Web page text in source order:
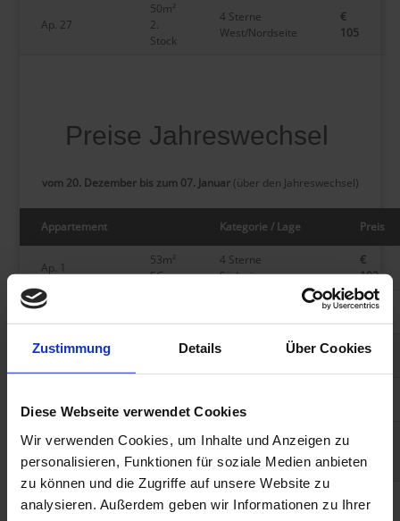
Zustimmung Details Über Cookies
Diese Webseite verwendet Cookies
Wir verwenden Cookies, um Inhalte und Anzeigen zu
personalisieren, Funktionen für soziale Medien anbieten
zu können und die Zugriffe auf unsere Website zu
analysieren. Außerdem geben wir Informationen zu Ihrer
Ap. 27
50m²
2.
Stock
4 Sterne
West/Nordseite
€
105
Preise Jahreswechsel
vom 20. Dezember bis zum 07. Januar(über den Jahreswechsel)
Appartement Kategorie / Lage Preis
Ap. 1
53m²
EG
4 Sterne
Südseite
€
102
Ap. 2 € 96
Ap. 3
4 Sterne
€ 96
EG
Westseite
53m²
Stock
4 Sterne
Südseite
102
Ap. 6
40m²
1.
4 Sterne
€ 96